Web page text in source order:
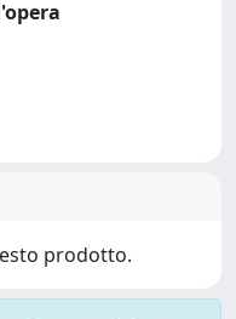
prodotto.